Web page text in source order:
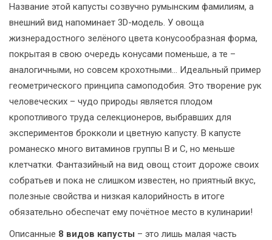
Название этой капусты созвучно румынским фамилиям, а
внешний вид напоминает 3D-модель. У овоща
жизнерадостного зелёного цвета конусообразная форма,
покрытая в свою очередь конусами поменьше, а те –
аналогичными, но совсем крохотными… Идеальный пример
геометрического принципа самоподобия. Это творение рук
человеческих – чудо природы является плодом
кропотливого труда селекционеров, выбравших для
экспериментов брокколи и цветную капусту. В капусте
романеско много витаминов группы В и С, но меньше
клетчатки. Фантазийный на вид овощ стоит дороже своих
собратьев и пока не слишком известен, но приятный вкус,
полезные свойства и низкая калорийность в итоге
обязательно обеспечат ему почётное место в кулинарии!
Описанные 8 видов капусты – это лишь малая часть